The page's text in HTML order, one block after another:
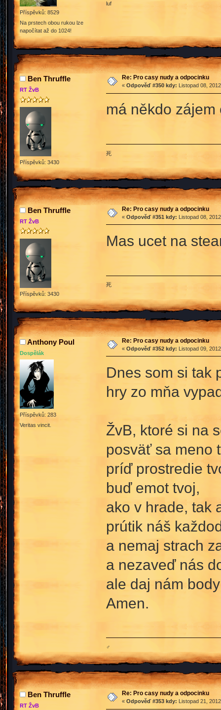
Příspěvků: 8529
Na prstech obou rukou lze
napočítat až do 1024!
luf
Ben Thruffle
RT ŽvB
Příspěvků: 3430
Re: Pro casy nudy a odpocinku
« Odpověď #350 kdy: Listopad 08,
má někdo zájem
死
Ben Thruffle
RT ŽvB
Příspěvků: 3430
Re: Pro casy nudy a odpocinku
« Odpověď #351 kdy: Listopad 08,
Mas ucet na
死
Anthony Poul
Dospělák
Příspěvků: 283
Veritas vincit.
Re: Pro casy nudy a odpocinku
« Odpověď #352 kdy: Listopad 09,
Dnes som si tak
hry zo mňa
ŽvB, ktoré si na
posväť sa meno
príď prostredie
buď emot tvoj,
ako v hrade, tak
prútik náš
a nemaj strach
a nezaveď nás
ale daj nám
Amen.
♂
Ben Thruffle
RT ŽvB
Re: Pro casy nudy a odpocinku
« Odpověď #353 kdy: Listopad 21,